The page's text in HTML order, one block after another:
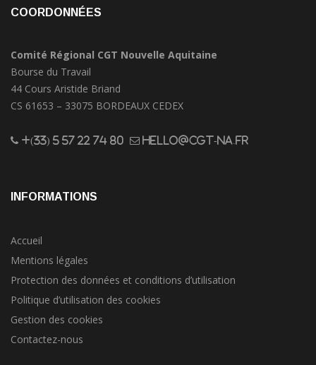
COORDONNÉES
Comité Régional CGT Nouvelle Aquitaine
Bourse du Travail
44 Cours Aristide Briand
CS 61653 – 33075 BORDEAUX CEDEX
+(33) 5 57 22 74 80 hello@cgt-na.fr
INFORMATIONS
Accueil
Mentions légales
Protection des données et conditions d’utilisation
Politique d’utilisation des cookies
Gestion des cookies
Contactez-nous